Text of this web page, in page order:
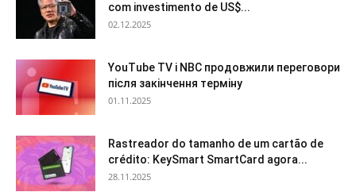
com investimento de US$...
02.12.2025
YouTube TV і NBC продовжили переговори
після закінчення терміну
01.11.2025
Rastreador do tamanho de um cartão de
crédito: KeySmart SmartCard agora...
28.11.2025